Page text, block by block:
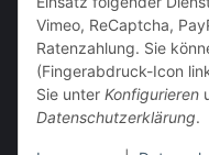
Vimeo, ReCaptcha,
Ratenzahlung. Sie
(Fingerabdruck-Icon
Sie unter Konfigurieren
Datenschutzerklärung.